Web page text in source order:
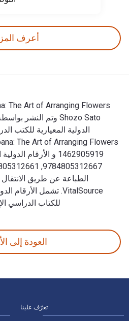
أعرف
الدولية المعيارية للكتب
الطباعة عن طريق
للكتاب الدراسي الإلكتروني
العودة إلى
تعرّف علينا